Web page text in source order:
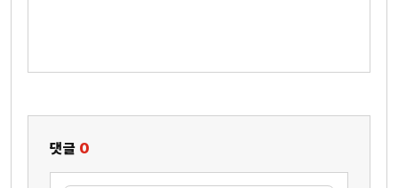
댓글 0